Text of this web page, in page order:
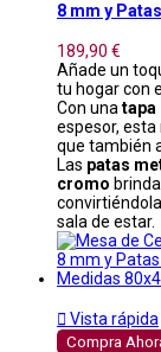
8 mm y
189,90 €
Añade un
tu hogar con
Con una tapa
espesor,
que también
Las patas
cromo
sala de estar.
 Vista rápida
Compra